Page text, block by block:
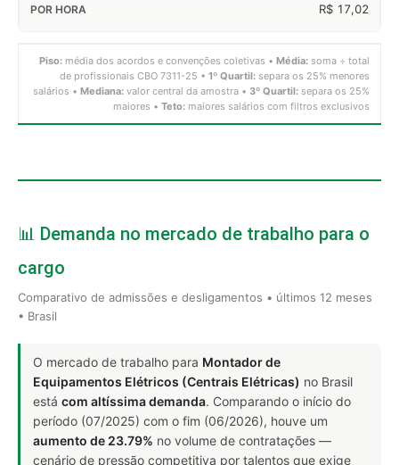
R$ 17,02
Piso: média dos acordos e convenções coletivas • Média: soma ÷ total
de profissionais CBO 7311-25 • 1º Quartil: separa os 25% menores
salários • Mediana: valor central da amostra • 3º Quartil: separa os 25%
maiores • Teto: maiores salários com filtros exclusivos
📊 Demanda no mercado de trabalho para o
cargo
Comparativo de admissões e desligamentos • últimos 12 meses
• Brasil
O mercado de trabalho para Montador de
Equipamentos Elétricos (Centrais Elétricas) no Brasil
está com altíssima demanda. Comparando o início do
período (07/2025) com o fim (06/2026), houve um
aumento de 23.79% no volume de contratações —
cenário de pressão competitiva por talentos que exige